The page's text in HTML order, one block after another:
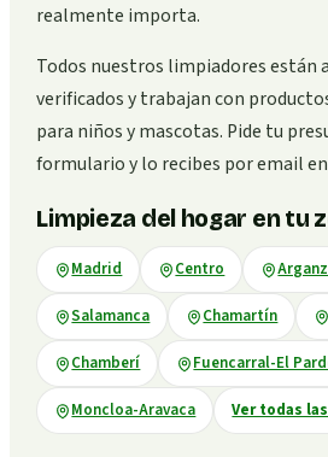
realmente importa.
Todos nuestros limpiadores están
verificados y trabajan con
para niños y mascotas. Pide tu
formulario y lo recibes por email
Limpieza del hogar en tu
Madrid Centro
Salamanca Chamartín
Chamberí Fuencarral-El
Moncloa-Aravaca Ver todas